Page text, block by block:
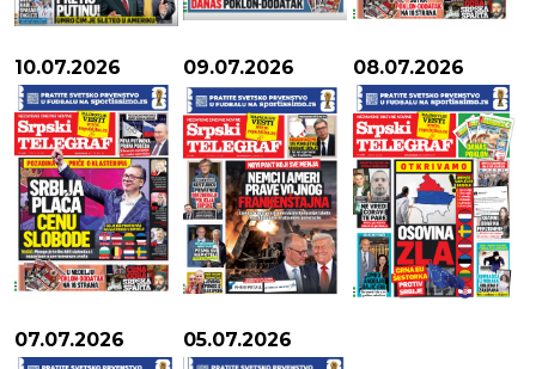
10.07.2026 09.07.2026 08.07.2026
07.07.2026 05.07.2026